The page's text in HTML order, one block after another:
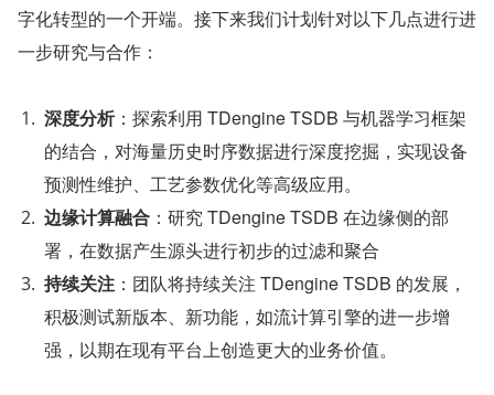
字化转型的一个开端。接下来我们计划针对以下几点进行进
一步研究与合作：
深度分析：探索利用 TDengine TSDB 与机器学习框架
的结合，对海量历史时序数据进行深度挖掘，实现设备
预测性维护、工艺参数优化等高级应用。
边缘计算融合 ：研究 TDengine TSDB 在边缘侧的部
署，在数据产生源头进行初步的过滤和聚合
持续关注 ：团队将持续关注 TDengine TSDB 的发展，
积极测试新版本、新功能，如流计算引擎的进一步增
强，以期在现有平台上创造更大的业务价值。